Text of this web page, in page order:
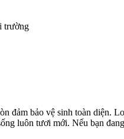
trường
đảm bảo vệ sinh toàn
luôn tươi mới. Nếu bạn